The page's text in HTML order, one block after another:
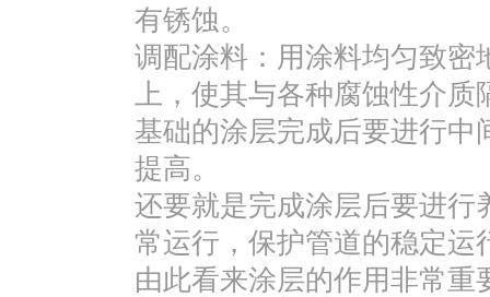
有锈蚀。
调配涂料：用涂料均匀致密
上，使其与各种腐蚀性介
基础的涂层完成后要进行中
提高。
还要就是完成涂层后要进行
常运行，保护管道的稳定运
由此看来涂层的作用非常